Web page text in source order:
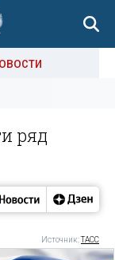
ряд
Источник:ТАСС